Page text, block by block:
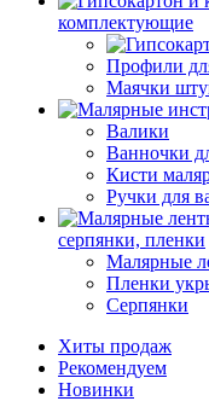
комплектующие
Профили
Маячки
Валики
Ванночки
Кисти
Ручки для
серпянки, пленки
Малярные
Пленки
Серпянки
Хиты продаж
Рекомендуем
Новинки